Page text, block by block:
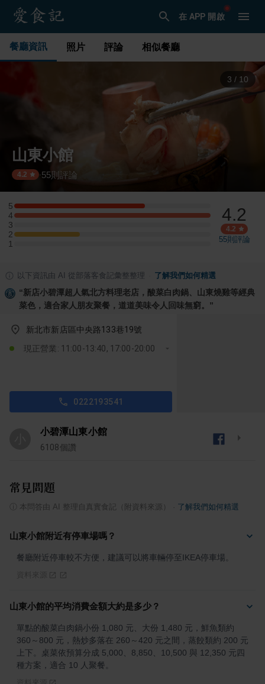
在 APP 開啟
餐廳資訊 照片 評論 相似餐廳
3 / 10
山東小館
4.2 ·55則評論
5
5 星：2 則評論
4
4 星：3 則評論
3
3 星：0 則評論
2
2 星：1 則評論
1
1 星：0 則評論
4.2
4.2
55則評論
以下資訊由 AI 從部落客食記彙整整理 了解我們如何精選
“新店小碧潭超人氣北方料理老店，酸菜白肉鍋、山東燒雞等經典
菜色，適合家人朋友聚餐，道道美味令人回味無窮。 ”
新北市新店區中央路133巷19號
現正營業: 11:00-13:40, 17:00-20:00
0222193541
小碧潭山東小館
6108個讚
常見問題
本問答由 AI 整理自真實食記（附資料來源） 了解我們如何精選
山東小館附近有停車場嗎？
餐廳附近停車較不方便，建議可以將車輛停至IKEA停車場。
山東小館的平均消費金額大約是多少？
單點的酸菜白肉鍋小份 1,080 元、大份 1,480 元，鮮魚類約
360～800 元，熱炒多落在 260～420 元之間，蒸餃類約 200 元
上下。桌菜依預算分成 5,000、8,850、10,500 與 12,350 元四
種方案，適合 10 人聚餐。